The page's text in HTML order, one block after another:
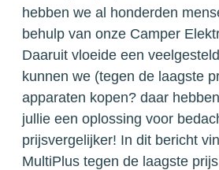
hebben we al honderden
behulp van onze Camper
Daaruit vloeide een
kunnen we (tegen de laagste
apparaten kopen? daar
jullie een oplossing voor
prijsvergelijker! In dit bericht
MultiPlus tegen de laagste